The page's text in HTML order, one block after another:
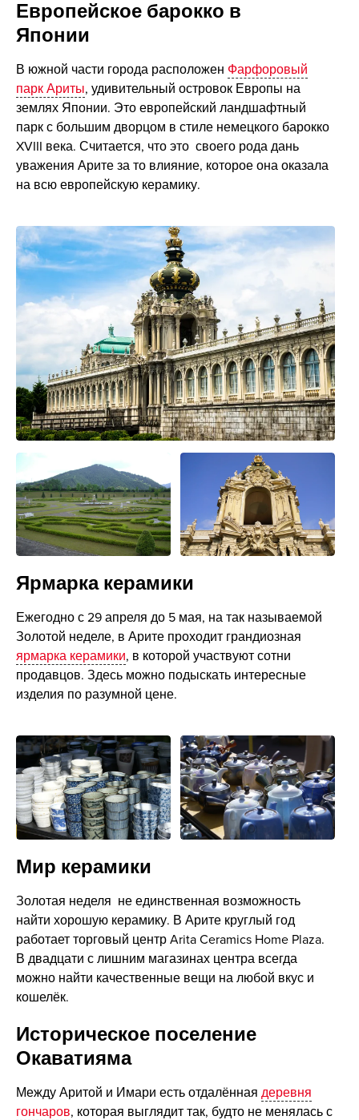
Европейское барокко в
Японии
В южной части города расположен Фарфоровый
парк Ариты, удивительный островок Европы на
землях Японии. Это европейский ландшафтный
парк с большим дворцом в стиле немецкого барокко
XVIII века. Считается, что это своего рода дань
уважения Арите за то влияние, которое она оказала
на всю европейскую керамику.
Ярмарка керамики
Ежегодно с 29 апреля до 5 мая, на так называемой
Золотой неделе, в Арите проходит грандиозная
ярмарка керамики, в которой участвуют сотни
продавцов. Здесь можно подыскать интересные
изделия по разумной цене.
Мир керамики
Золотая неделя не единственная возможность
найти хорошую керамику. В Арите круглый год
работает торговый центр Arita Ceramics Home Plaza.
В двадцати с лишним магазинах центра всегда
можно найти качественные вещи на любой вкус и
кошелёк.
Историческое поселение
Окаватияма
Между Аритой и Имари есть отдалённая деревня
гончаров, которая выглядит так, будто не менялась с